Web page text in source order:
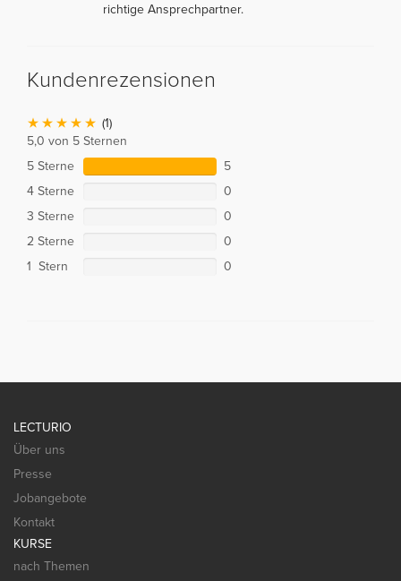
richtige Ansprechpartner.
Kundenrezensionen
(1)
5,0 von 5 Sternen
5 Sterne
5
4 Sterne
0
3 Sterne
0
2 Sterne
0
1 Stern
0
LECTURIO
Über uns
Presse
Jobangebote
Kontakt
KURSE
nach Themen